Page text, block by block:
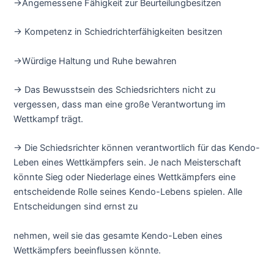
→Angemessene Fähigkeit zur Beurteilungbesitzen
→ Kompetenz in Schiedrichterfähigkeiten besitzen
→Würdige Haltung und Ruhe bewahren
→ Das Bewusstsein des Schiedsrichters nicht zu
vergessen, dass man eine große Verantwortung im
Wettkampf trägt.
→ Die Schiedsrichter können verantwortlich für das Kendo-
Leben eines Wettkämpfers sein. Je nach Meisterschaft
könnte Sieg oder Niederlage eines Wettkämpfers eine
entscheidende Rolle seines Kendo-Lebens spielen. Alle
Entscheidungen sind ernst zu
nehmen, weil sie das gesamte Kendo-Leben eines
Wettkämpfers beeinflussen könnte.